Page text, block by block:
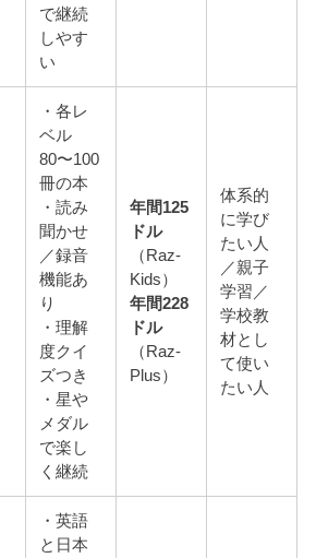
で継続
しやす
い
・各レ
ベル
80〜100
冊の本
・読み
聞かせ
／録音
機能あ
り
・理解
度クイ
ズつき
・星や
メダル
で楽し
く継続
年間125
ドル
（Raz-
Kids）
年間228
ドル
（Raz-
Plus）
体系的
に学び
たい人
／親子
学習／
学校教
材とし
て使い
たい人
・英語
と日本